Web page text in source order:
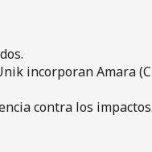
incorporan Amara
contra los impactos.